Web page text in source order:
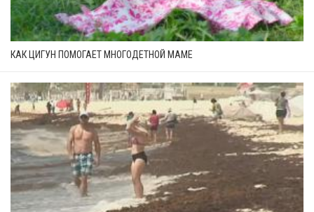
КАК ЦИГУН ПОМОГАЕТ МНОГОДЕТНОЙ МАМЕ